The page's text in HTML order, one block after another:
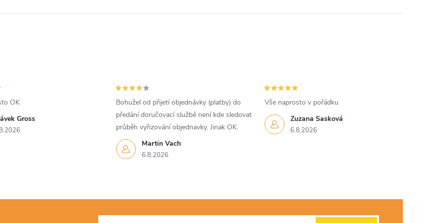
Gross
OK
Martin Vach
6.8.2026
Bohužel od přijetí objednávky (platby) do
předání doručovací službě není kde sledovat
průběh vyřizování objednavky. Jinak OK.
Zuzana Sasková
6.8.2026
Vše naprosto v pořádku